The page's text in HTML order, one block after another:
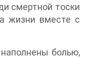
смертной тоски
жизни вместе с
болью,